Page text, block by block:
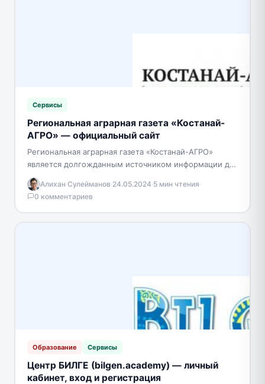
Сервисы
Региональная аграрная газета «Костанай-
АГРО» — официальный сайт
Региональная аграрная газета «Костанай-АГРО»
является долгожданным источником информации для
сельскохозяйственного сообщества с момента своего
первого выпуска в 2009 году. Еженедельно, начиная
с…
Алихан Сулейманов·24.05.2024·5 мин чтения·
0 комментариев
Образование Сервисы
Центр БИЛГЕ (bilgen.academy) — личный
кабинет, вход и регистрация